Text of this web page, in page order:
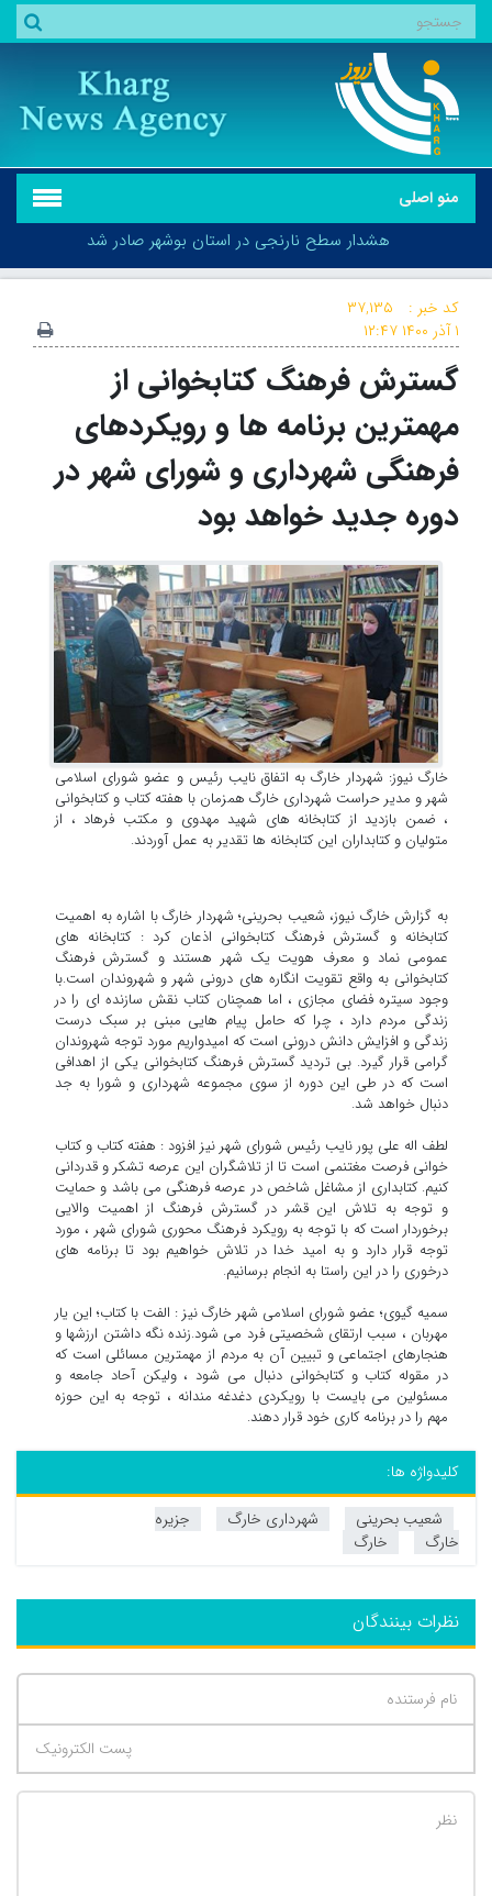
منو اصلی
هشدار سطح نارنجی در استان بوشهر صادر شد
هشدار سطح نارنجی در استان بوشهر صادر شد
کد خبر :
۳۷,۱۳۵
۱ آذر ۱۴۰۰
۱۲:۴۷
گسترش فرهنگ کتابخوانی از
مهمترین برنامه ها و رویکردهای
فرهنگی شهرداری و شورای شهر در
دوره جدید خواهد بود
خارگ نیوز: شهردار خارگ به اتفاق نایب رئیس و عضو شورای اسلامی
شهر و مدیر حراست شهرداری خارگ همزمان با هفته کتاب و کتابخوانی
، ضمن بازدید از کتابخانه های شهید مهدوی و مکتب فرهاد ، از
متولیان و کتابداران این کتابخانه ها تقدیر به عمل آوردند.
به گزارش خارگ نیوز، شعیب بحرینی؛ شهردار خارگ با اشاره به اهمیت
کتابخانه و گسترش فرهنگ کتابخوانی اذعان کرد : کتابخانه های
عمومی نماد و معرف هویت یک شهر هستند و گسترش فرهنگ
کتابخوانی به واقع تقویت انگاره های درونی شهر و شهروندان است.با
وجود سیتره فضای مجازی ، اما همچنان کتاب نقش سازنده ای را در
زندگی مردم دارد ، چرا که حامل پیام هایی مبنی بر سبک درست
زندگی و افزایش دانش درونی است که امیدواریم مورد توجه شهروندان
گرامی قرار گیرد. بی تردید گسترش فرهنگ کتابخوانی یکی از اهدافی
است که در طی این دوره از سوی مجموعه شهرداری و شورا به جد
دنبال خواهد شد.
لطف اله علی پور نایب رئیس شورای شهر نیز افزود : هفته کتاب و کتاب
خوانی فرصت مغتنمی است تا از تلاشگران این عرصه تشکر و قدردانی
کنیم. کتابداری از مشاغل شاخص در عرصه فرهنگی می باشد و حمایت
و توجه به تلاش این قشر در گسترش فرهنگ از اهمیت والایی
برخوردار است که با توجه به رویکرد فرهنگ محوری شورای شهر ، مورد
توجه قرار دارد و به امید خدا در تلاش خواهیم بود تا برنامه های
درخوری را در این راستا به انجام برسانیم.
سمیه گیوی؛ عضو شورای اسلامی شهر خارگ نیز : الفت با کتاب؛ این یار
مهربان ، سبب ارتقای شخصیتی فرد می شود.زنده نگه داشتن ارزشها و
هنجارهای اجتماعی و تبیین آن به مردم از مهمترین مسائلی است که
در مقوله کتاب و کتابخوانی دنبال می شود ، ولیکن آحاد جامعه و
مسئولین می بایست با رویکردی دغدغه مندانه ، توجه به این حوزه
مهم را در برنامه کاری خود قرار دهند.
کلیدواژه ها:
شعیب بحرینی
شهرداری خارگ
جزیره
خارگ
خارگ
نظرات بینندگان